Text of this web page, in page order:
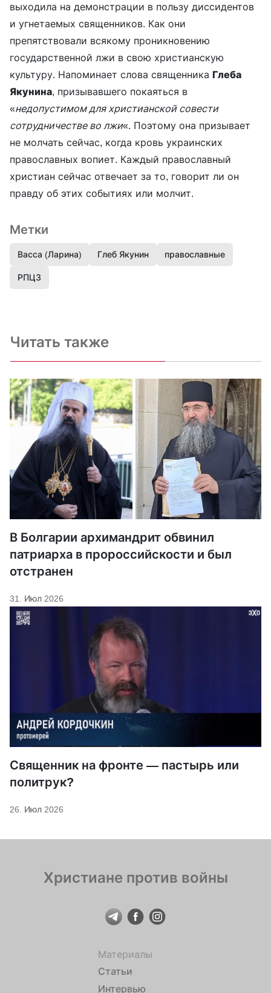
выходила на демонстрации в пользу диссидентов
и угнетаемых священников. Как они
препятствовали всякому проникновению
государственной лжи в свою христианскую
культуру. Напоминает слова священника Глеба
Якунина, призывавшего покаяться в
«недопустимом для христианской совести
сотрудничестве во лжи«. Поэтому она призывает
не молчать сейчас, когда кровь украинских
православных вопиет. Каждый православный
христиан сейчас отвечает за то, говорит ли он
правду об этих событиях или молчит.
Метки
Васса (Ларина) Глеб Якунин православные
РПЦЗ
Читать также
В Болгарии архимандрит обвинил
патриарха в пророссийскости и был
отстранен
31. Июл 2026
Священник на фронте — пастырь или
политрук?
26. Июл 2026
Христиане против войны
Материалы
Статьи
Интервью